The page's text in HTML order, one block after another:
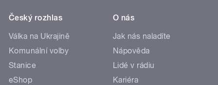
Český rozhlas
Válka na Ukrajině
Komunální volby
Stanice
eShop
O nás
Jak nás naladíte
Nápověda
Lidé v rádiu
Kariéra